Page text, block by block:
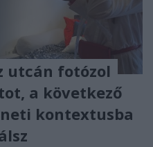
utcán fotózol
a következő
kontextusba